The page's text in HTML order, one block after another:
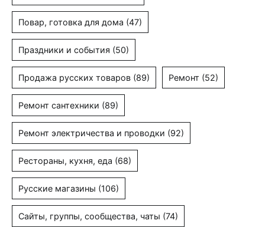
Повар, готовка для дома (47)
Праздники и события (50)
Продажа русских товаров (89) Ремонт (52)
Ремонт сантехники (89)
Ремонт электричества и проводки (92)
Рестораны, кухня, еда (68)
Русские магазины (106)
Сайты, группы, сообщества, чаты (74)